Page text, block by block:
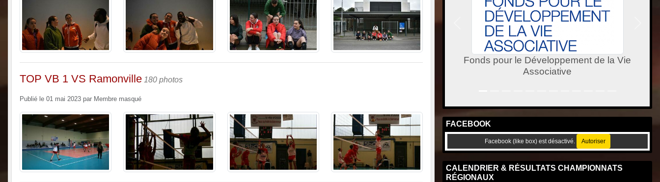
TOP VB 1 VS Ramonville 180 photos
Publié le 01 mai 2023 par Membre masqué
DECATHLON
Précedent
FACEBOOK
RÉGIONAUX